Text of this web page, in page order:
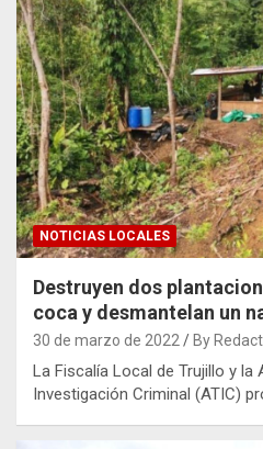
NOTICIAS LOCALES
Destruyen dos
coca y desmantelan un
30 de marzo de 2022 By
La Fiscalía Local de Trujillo y la
Investigación Criminal (ATIC)